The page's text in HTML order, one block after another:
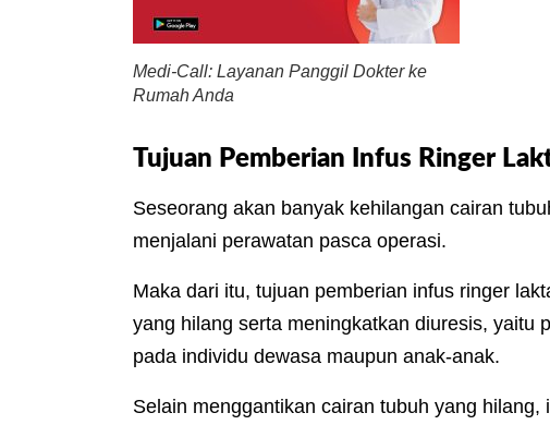
Medi-Call: Layanan Panggil Dokter ke
Rumah Anda
Tujuan Pemberian Infus Ringer
Seseorang akan banyak kehilangan cairan
menjalani perawatan pasca operasi.
Maka dari itu, tujuan pemberian infus ringer
yang hilang serta meningkatkan diuresis, yaitu
pada individu dewasa maupun anak-anak.
Selain menggantikan cairan tubuh yang hilang,